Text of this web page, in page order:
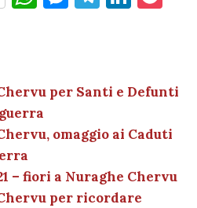
A
p
p
g
er
a
m
dI
n
et
per Santi e Defunti
omaggio ai Caduti
– fiori a Nuraghe Chervu
per ricordare